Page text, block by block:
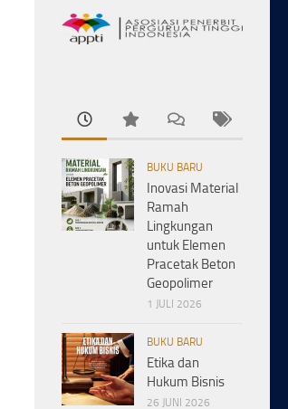
BUKU BARU
Inovasi Material
Ramah
Lingkungan
untuk Elemen
Pracetak Beton
Geopolimer
1 JULI 2026
BUKU BARU
Etika dan
Hukum Bisnis
26 JUNI 2026